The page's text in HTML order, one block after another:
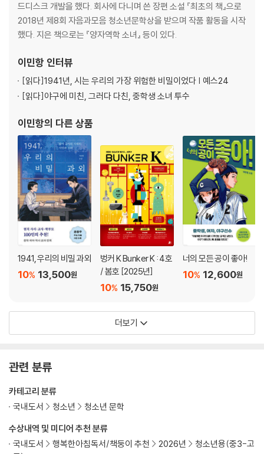
드디스크 개발을 했다. 회사에 다니며 쓴 장편 소설 『최초의 책』으로
2018년 제8회 자음과모음 청소년문학상을 받으며 작품 활동을 시작
했다. 지은 책으로는 『양자역학 소녀』 등이 있다.
이민항 인터뷰
[읽다]1941년, 시는 우리의 가장 위험한 비밀이었다 | 예스24
[읽다]야구에 미친, 그러다 다친, 중학생 소녀 투수
이민항의 다른 상품
1941, 우리의 비밀 과외
13,500원
10%
벙커 K Bunker K : 4호
/ 봄호 [2025년]
15,750원
10%
너의 모든 공이 좋아!
12,600원
10%
더보기
관련 분류
수상내역 및 미디어 추천 분류
국내도서
행복한아침독서/책둥이 추천 2026년
청소년용(중3-고
카테고리 분류
국내도서
청소년 청소년 문학